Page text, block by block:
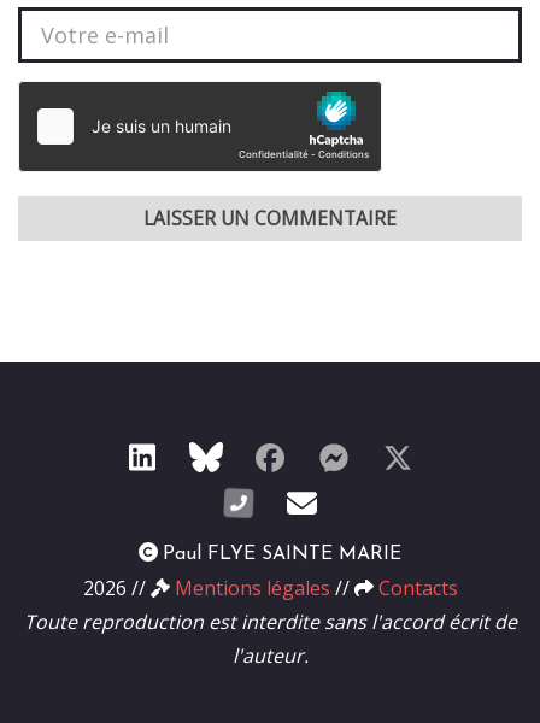
Paul FLYE SAINTE MARIE
2026 // Mentions légales
Contacts
Toute reproduction est interdite sans l'accord écrit de
l'auteur.